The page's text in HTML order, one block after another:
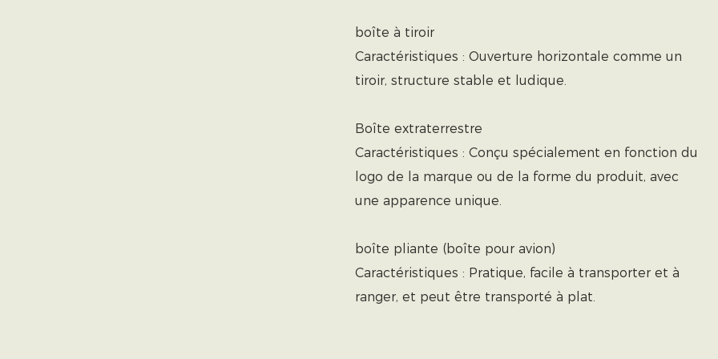
boîte à tiroir
Caractéristiques : Ouverture horizontale comme un
tiroir, structure stable et ludique.
Boîte extraterrestre
Caractéristiques : Conçu spécialement en fonction du
logo de la marque ou de la forme du produit, avec
une apparence unique.
boîte pliante (boîte pour avion)
Caractéristiques : Pratique, facile à transporter et à
ranger, et peut être transporté à plat.